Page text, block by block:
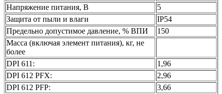
Напряжение питания, В
5
Защита от пыли и влаги
IP54
Предельно допустимое давление, % ВПИ
150
Масса (включая элемент питания), кг, не
более
DPI 611:
1,96
DPI 612 PFX:
2,96
DPI 612 PFP:
3,66